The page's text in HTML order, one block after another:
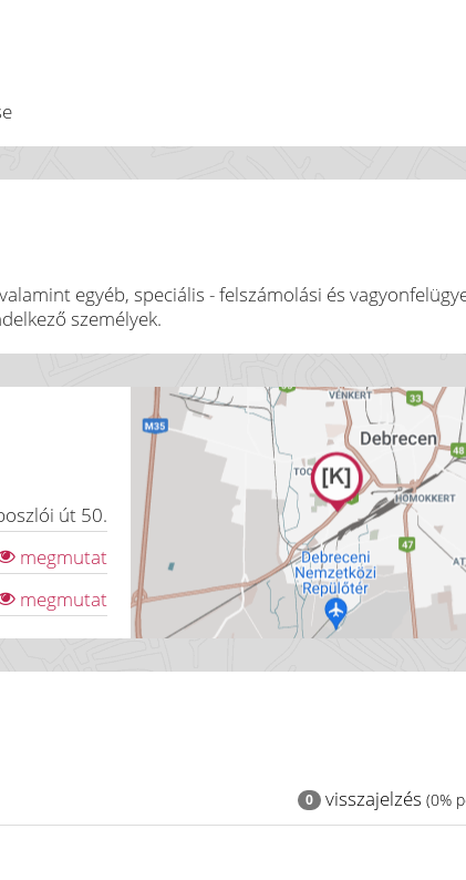
egyéb, speciális - felszámolási és
személyek.
út 50.
megmutat
megmutat
0 visszajelzés (0%